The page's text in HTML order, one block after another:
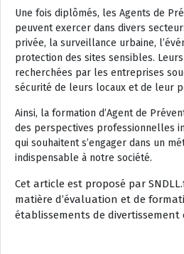
Une fois diplômés, les Agents de
peuvent exercer dans divers
privée, la surveillance urbaine,
protection des sites sensibles.
recherchées par les entreprises
sécurité de leurs locaux et de leur
Ainsi, la formation d’Agent de
des perspectives professionnelles
qui souhaitent s’engager dans un
indispensable à notre société.
Cet article est proposé par
matière d’évaluation et de
établissements de divertissement